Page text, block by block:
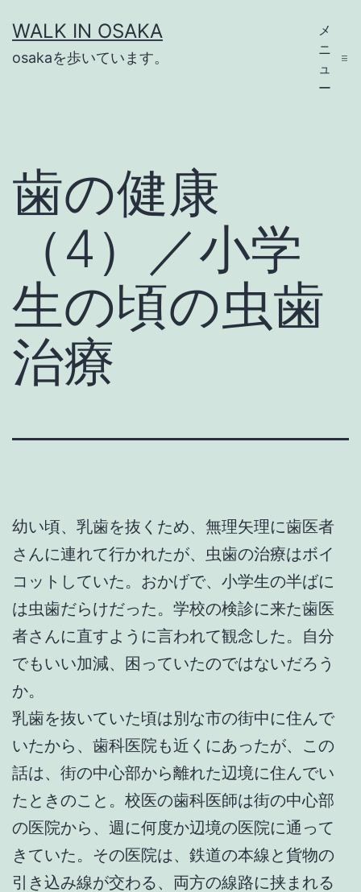
ン
テ
ス
WALK IN OSAKA
osakaを歩いています。
メ
ニ
ュ
ー
歯の健康
（4）／小学
生の頃の虫歯
治療
幼い頃、乳歯を抜くため、無理矢理に歯医者
さんに連れて行かれたが、虫歯の治療はボイ
コットしていた。おかげで、小学生の半ばに
は虫歯だらけだった。学校の検診に来た歯医
者さんに直すように言われて観念した。自分
でもいい加減、困っていたのではないだろう
か。
乳歯を抜いていた頃は別な市の街中に住んで
いたから、歯科医院も近くにあったが、この
話は、街の中心部から離れた辺境に住んでい
たときのこと。校医の歯科医師は街の中心部
の医院から、週に何度か辺境の医院に通って
きていた。その医院は、鉄道の本線と貨物の
引き込み線が交わる、両方の線路に挟まれる